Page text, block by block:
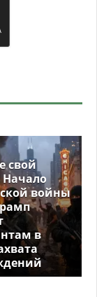
свой
войны
в